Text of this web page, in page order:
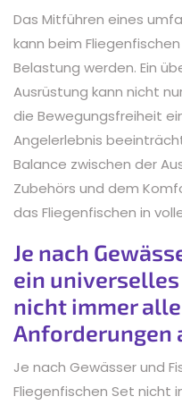
Das Mitführen eines
kann beim
Belastung werden. Ein
Ausrüstung kann nicht
die Bewegungsfreiheit
Angelerlebnis
Balance zwischen der
Zubehörs und dem
das Fliegenfischen in
Je nach
ein
nicht immer
Anforderungen
Je nach Gewässer und
Fliegenfischen Set nicht